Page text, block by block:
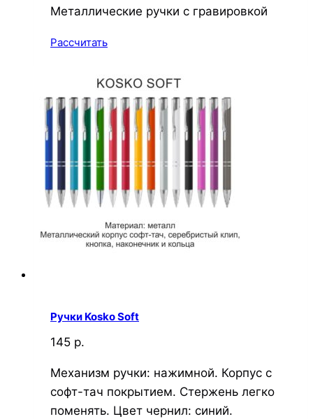
Металлические ручки с гравировкой
Рассчитать
Ручки Kosko Soft
145 р.
Механизм ручки: нажимной. Корпус с
софт-тач покрытием. Стержень легко
поменять. Цвет чернил: синий.